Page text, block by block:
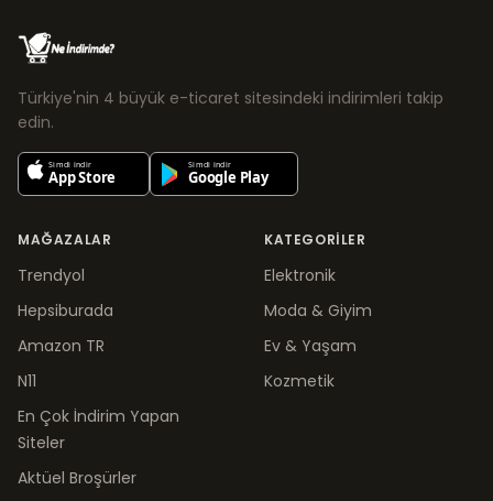
Türkiye'nin 4 büyük e-ticaret sitesindeki indirimleri takip
edin.
MAĞAZALAR
Trendyol
Hepsiburada
Amazon TR
N11
En Çok İndirim Yapan
Siteler
Aktüel Broşürler
KATEGORILER
Elektronik
Moda & Giyim
Ev & Yaşam
Kozmetik